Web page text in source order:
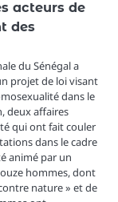
acteurs de
des
du Sénégal a
projet de loi visant
dans le
deux affaires
qui ont fait couler
dans le cadre
animé par un
hommes, dont
nature » et de